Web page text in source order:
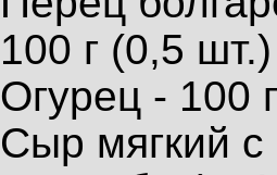
100 г (0,5 шт.)
Огурец - 100 г
Сыр мягкий